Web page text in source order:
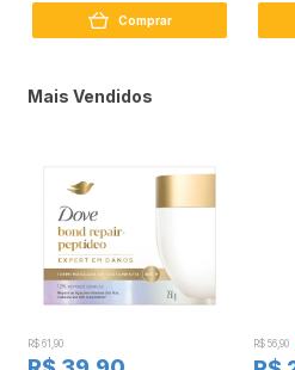
Comprar
Mais Vendidos
R$ 61,90 R$ 56,90